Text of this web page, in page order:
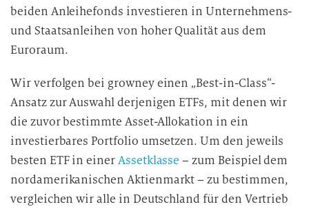
beiden Anleihefonds investieren in Unternehmens-
und Staatsanleihen von hoher Qualität aus dem
Euroraum.
Wir verfolgen bei growney einen „Best-in-Class“-
Ansatz zur Auswahl derjenigen ETFs, mit denen wir
die zuvor bestimmte Asset-Allokation in ein
investierbares Portfolio umsetzen. Um den jeweils
besten ETF in einerAssetklasse – zum Beispiel dem
nordamerikanischen Aktienmarkt – zu bestimmen,
vergleichen wir alle in Deutschland für den Vertrieb